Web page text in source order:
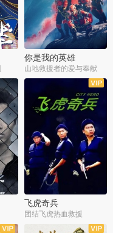
你是我的英雄
山地救援者的爱与奉献
飞虎奇兵
团结飞虎热血救援